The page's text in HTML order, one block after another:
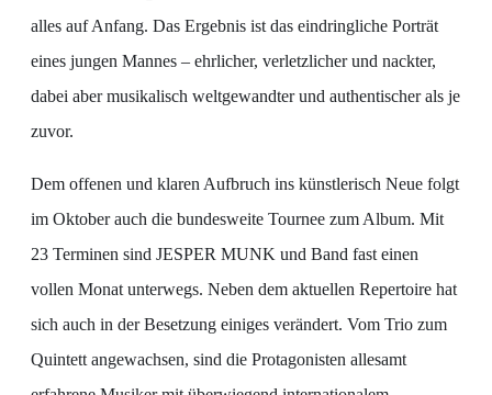
alles auf Anfang. Das Ergebnis ist das eindringliche Porträt
eines jungen Mannes – ehrlicher, verletzlicher und nackter,
dabei aber musikalisch weltgewandter und authentischer als je
zuvor.
Dem offenen und klaren Aufbruch ins künstlerisch Neue folgt
im Oktober auch die bundesweite Tournee zum Album. Mit
23 Terminen sind JESPER MUNK und Band fast einen
vollen Monat unterwegs. Neben dem aktuellen Repertoire hat
sich auch in der Besetzung einiges verändert. Vom Trio zum
Quintett angewachsen, sind die Protagonisten allesamt